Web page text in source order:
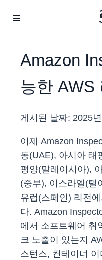
Amazon
능한 AWS
게시된 날짜: 2025
이제 Amazon
동(UAE), 아시아 태
평양(말레이시아),
(중부), 이스라엘(텔
유럽(스페인) 리전
다. Amazon
에서 소프트웨어 취
크 노출이 있는지
스턴스, 컨테이너